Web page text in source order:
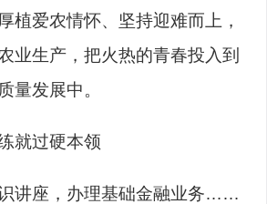
植爱农情怀、坚持迎难而上，
业生产，把火热的青春投入到
量发展中。
就过硬本领
讲座，办理基础金融业务……